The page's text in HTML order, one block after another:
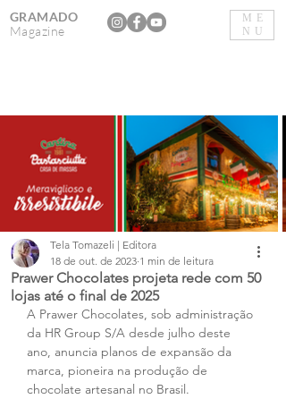
ME
NU
GRAMADO
Magazine
Prawer Chocolates projeta rede com 50
lojas até o final de 2025
Tela Tomazeli | Editora
18 de out. de 2023 1 min de leitura
A Prawer Chocolates, sob administração
da HR Group S/A desde julho deste
ano, anuncia planos de expansão da
marca, pioneira na produção de
chocolate artesanal no Brasil.